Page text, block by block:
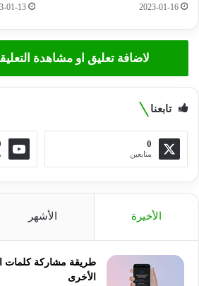
2023-01-16
01-13
لاضافة تعليق او مشاهدة
تابعنا
0
متابعين
الأخيرة الأشهر
طريقة مشاركة كلمات
الأخرى